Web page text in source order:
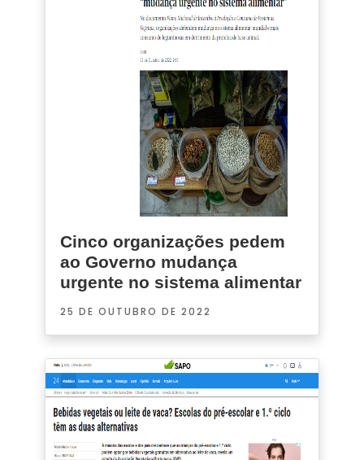
Cinco organizações pedem
ao Governo mudança
urgente no sistema alimentar
25 DE OUTUBRO DE 2022